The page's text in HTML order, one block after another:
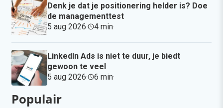
Denk je dat je positionering helder is? Doe
de managementtest
5 aug 2026· 4 min·
LinkedIn Ads is niet te duur, je biedt
gewoon te veel
5 aug 2026· 6 min·
Populair